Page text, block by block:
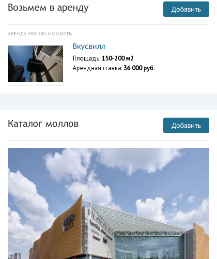
Возьмем в аренду Добавить
АРЕНДА МОСКВА И ОБЛАСТЬ
Вкусвилл
Площадь:150-200 м2
Арендная ставка: 36 000 руб.
Каталог моллов Добавить